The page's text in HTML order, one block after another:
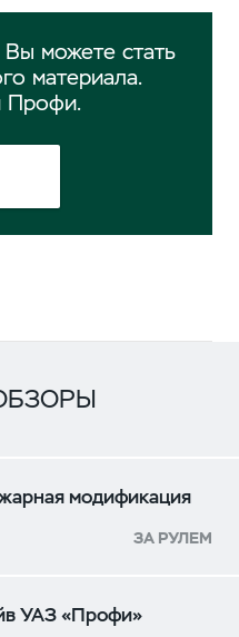
можете стать
материала.
Профи.
модификация
ЗА РУЛЕМ
УАЗ «Профи»